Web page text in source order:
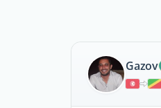
Gazov